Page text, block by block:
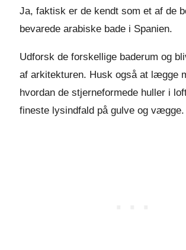
Ja, faktisk er de kendt som et af de
bevarede arabiske bade i Spanien.
Udforsk de forskellige baderum og
af arkitekturen. Husk også at lægge
hvordan de stjerneformede huller i
fineste lysindfald på gulve og vægge.